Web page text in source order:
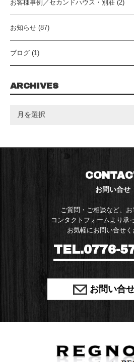
お客様事例／セカンドハウス・別荘 (2)
お知らせ (87)
ブログ (1)
ARCHIVES
お問い合せ
ご質問・ご相談など、
コンタクトフォームより承
お気軽にお問い合せく
TEL.0776-
お問い合